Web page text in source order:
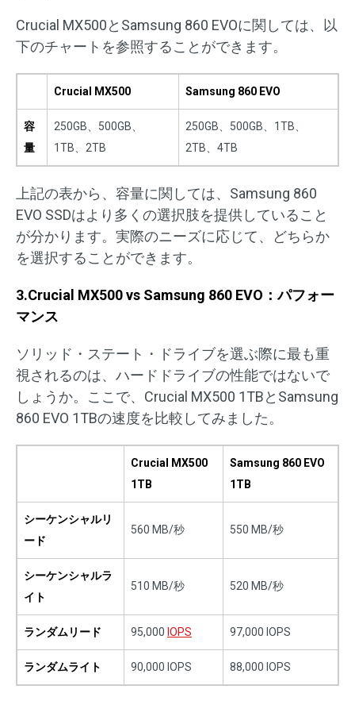
Crucial MX500とSamsung 860 EVOに関しては、以
下のチャートを参照することができます。
Crucial MX500 Samsung 860 EVO
容
量
250GB、500GB、
1TB、2TB
250GB、500GB、1TB、
2TB、4TB
上記の表から、容量に関しては、Samsung 860
EVO SSDはより多くの選択肢を提供していること
が分かります。実際のニーズに応じて、どちらか
を選択することができます。
3.Crucial MX500 vs Samsung 860 EVO：パフォー
マンス
ソリッド・ステート・ドライブを選ぶ際に最も重
視されるのは、ハードドライブの性能ではないで
しょうか。ここで、Crucial MX500 1TBとSamsung
860 EVO 1TBの速度を比較してみました。
Crucial MX500
1TB
Samsung 860 EVO
1TB
シーケンシャルリ
ード
560 MB/秒 550 MB/秒
シーケンシャルラ
イト
510 MB/秒 520 MB/秒
ランダムリード 95,000 IOPS 97,000 IOPS
ランダムライト 90,000 IOPS 88,000 IOPS